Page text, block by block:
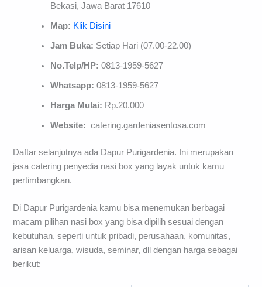
Bekasi, Jawa Barat 17610
Map: Klik Disini
Jam Buka: Setiap Hari (07.00-22.00)
No.Telp/HP: 0813-1959-5627
Whatsapp:0813-1959-5627
Harga Mulai: Rp.20.000
Website: catering.gardeniasentosa.com
Daftar selanjutnya ada Dapur Purigardenia. Ini merupakan
jasa catering penyedia nasi box yang layak untuk kamu
pertimbangkan.
Di Dapur Purigardenia kamu bisa menemukan berbagai
macam pilihan nasi box yang bisa dipilih sesuai dengan
kebutuhan, seperti untuk pribadi, perusahaan, komunitas,
arisan keluarga, wisuda, seminar, dll dengan harga sebagai
berikut: